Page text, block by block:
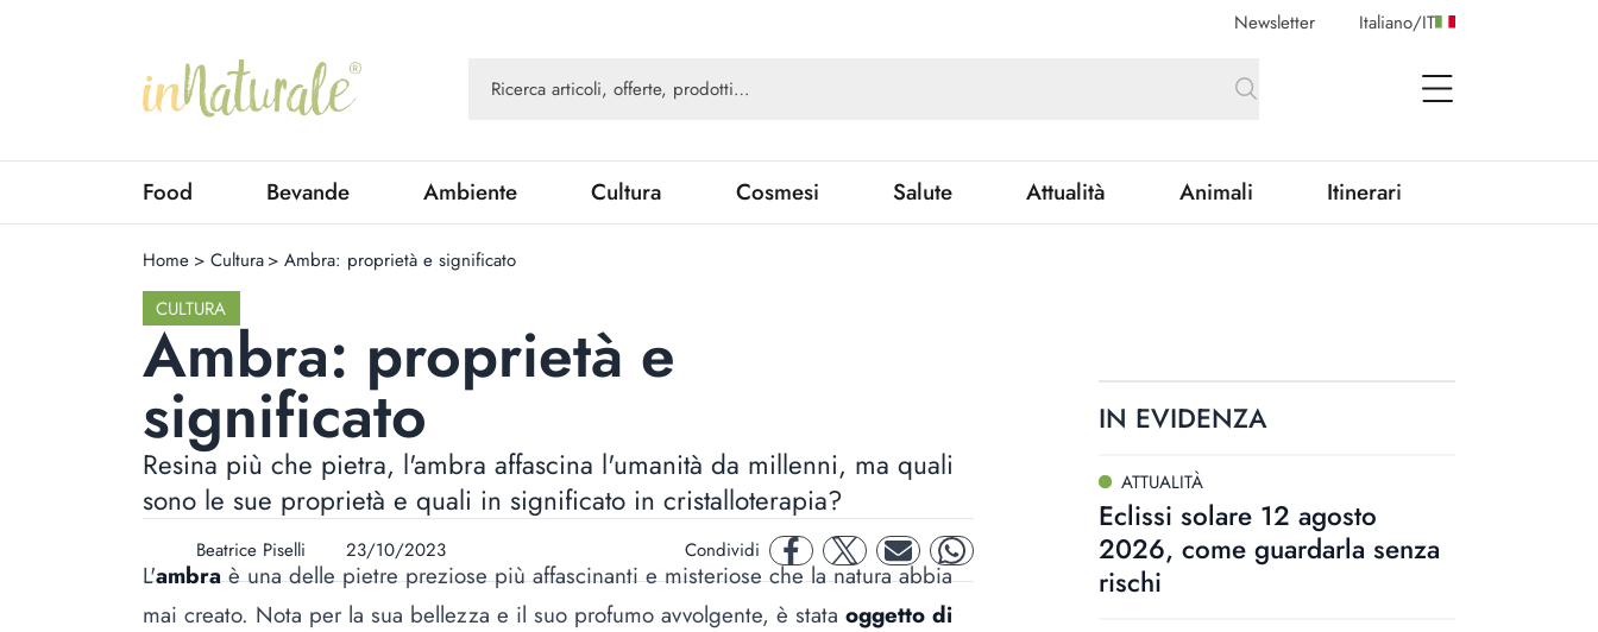
Newsletter Italiano/IT
open Menu
Food Bevande Ambiente Cultura Cosmesi Salute Attualità Animali Itinerari
Home > Cultura > Ambra: proprietà e significato
CULTURA
Ambra: proprietà e
significato
Resina più che pietra, l'ambra affascina l'umanità da millenni, ma quali
sono le sue proprietà e quali in significato in cristalloterapia?
Beatrice Piselli 23/10/2023 Condividi facebooktwitter mail whatsapp
L'ambraè una delle pietre preziose più affascinanti e misteriose che la natura abbia
mai creato. Nota per la sua bellezza e il suo profumo avvolgente, è stata oggetto di
IN EVIDENZA
ATTUALITÀ
Eclissi solare 12 agosto
2026, come guardarla senza
rischi